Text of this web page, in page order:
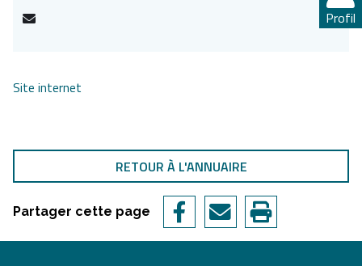
Site internet
RETOUR À L'ANNUAIRE
Partager cette page
Profil